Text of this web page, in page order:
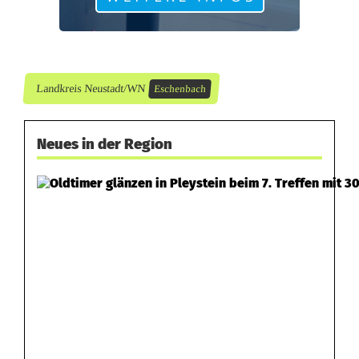
Landkreis Neustadt/WN Eschenbach
Neues in der Region